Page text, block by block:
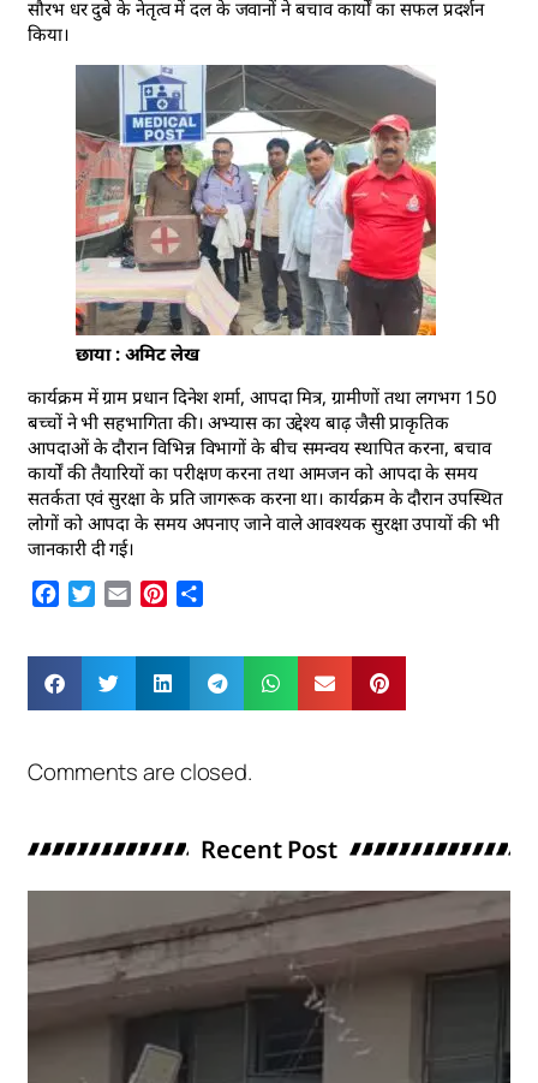
सौरभ धर दुबे के नेतृत्व में दल के जवानों ने बचाव कार्यों का सफल प्रदर्शन
किया।
छाया : अमिट लेख
कार्यक्रम में ग्राम प्रधान दिनेश शर्मा, आपदा मित्र, ग्रामीणों तथा लगभग 150
बच्चों ने भी सहभागिता की। अभ्यास का उद्देश्य बाढ़ जैसी प्राकृतिक
आपदाओं के दौरान विभिन्न विभागों के बीच समन्वय स्थापित करना, बचाव
कार्यों की तैयारियों का परीक्षण करना तथा आमजन को आपदा के समय
सतर्कता एवं सुरक्षा के प्रति जागरूक करना था। कार्यक्रम के दौरान उपस्थित
लोगों को आपदा के समय अपनाए जाने वाले आवश्यक सुरक्षा उपायों की भी
जानकारी दी गई।
Facebook
Twitter
Email Pinterest
Comments are closed.
Recent Post